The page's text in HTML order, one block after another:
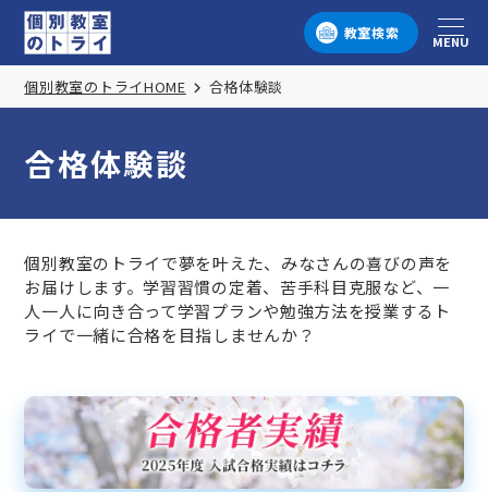
教室検索
メニュー
MENU
個別教室のトライHOME 合格体験談
合格体験談
個別教室のトライで夢を叶えた、みなさんの喜びの声を
お届けします。学習習慣の定着、苦手科目克服など、一
人一人に向き合って学習プランや勉強方法を授業するト
ライで一緒に合格を目指しませんか？